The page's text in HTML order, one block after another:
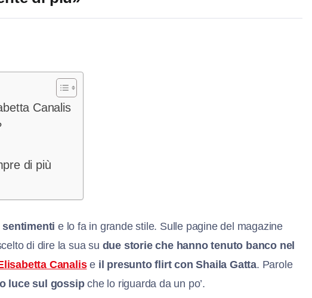
Canalis
di più
sentimenti e lo fa in grande stile. Sulle pagine del magazine
di dire la sua su due storie che hanno tenuto banco nel
Canalis e il presunto flirt con Shaila Gatta. Parole
luce sul gossipche lo riguarda da un po’.